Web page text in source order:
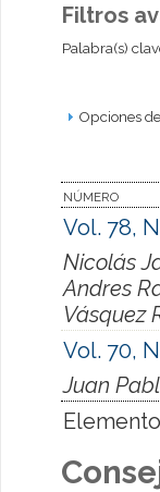
Filtros
Palabra(s)
Opciones
NÚMERO
Vol. 78,
Nicolás
Andres
Vásquez
Vol. 70,
Juan